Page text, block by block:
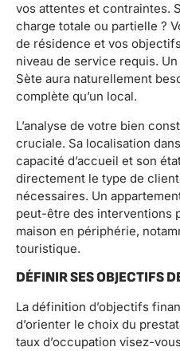
vos attentes et contraintes.
charge totale ou partielle ?
de résidence et vos
niveau de service requis.
Sète aura naturellement
complète qu’un local.
L’analyse de votre bien
cruciale. Sa localisation
capacité d’accueil et son
directement le type de
nécessaires. Un
peut-être des interventions
maison en périphérie,
touristique.
DÉFINIR SES OBJECTIFS
La définition d’objectifs
d’orienter le choix du
taux d’occupation visez-